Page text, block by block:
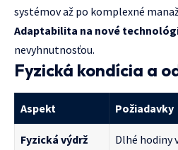
systémov až po komplexné
Adaptabilita na nové
nevyhnutnosťou.
Fyzická kondícia a
Aspekt Požiadavky
Fyzická výdrž
Dlhé hodiny